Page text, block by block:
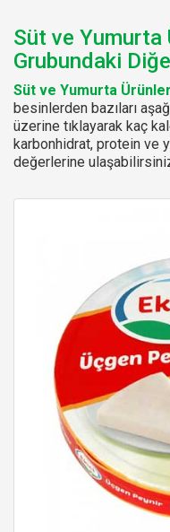
Süt ve Yumurta
Grubundaki
Süt ve Yumurta
besinlerden bazıları
üzerine tıklayarak kaç
karbonhidrat, protein ve
değerlerine